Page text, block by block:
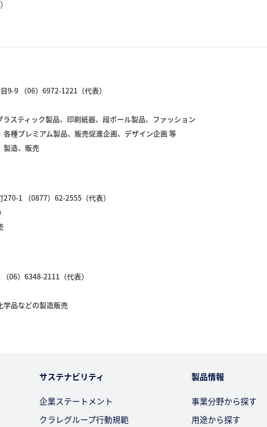
9-9 （06）6972-1221（代表）
ラスティック製品、印刷紙器、段ボール製品、ファッション
各種プレミアム製品、販売促進企画、デザイン企画 等
製造、販売
1 （0877）62-2555（代表）
06）6348-2111（代表）
学品などの製造販売
サステナビリティ
企業ステートメント
クラレグループ行動規範
製品情報
事業分野から探す
用途から探す